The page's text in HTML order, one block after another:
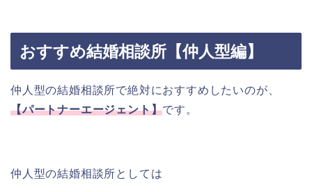
おすすめ結婚相談所【仲人型編】
仲人型の結婚相談所で絶対におすすめしたいのが、
【パートナーエージェント】です。
仲人型の結婚相談所としては